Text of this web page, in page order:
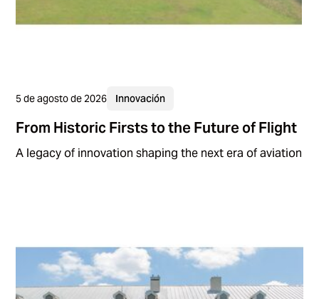
5 de agosto de 2026 Innovación
From Historic Firsts to the Future of Flight
A legacy of innovation shaping the next era of aviation